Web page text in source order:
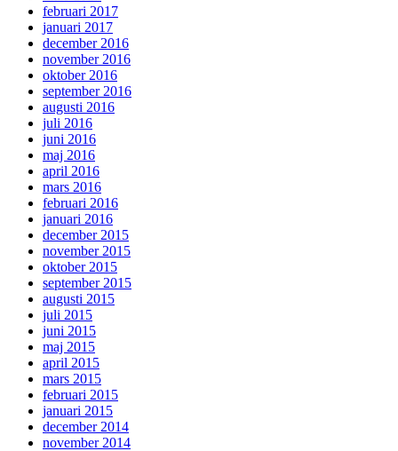
februari 2017
januari 2017
december 2016
november 2016
oktober 2016
september 2016
augusti 2016
juli 2016
juni 2016
maj 2016
april 2016
mars 2016
februari 2016
januari 2016
december 2015
november 2015
oktober 2015
september 2015
augusti 2015
juli 2015
juni 2015
maj 2015
april 2015
mars 2015
februari 2015
januari 2015
december 2014
november 2014